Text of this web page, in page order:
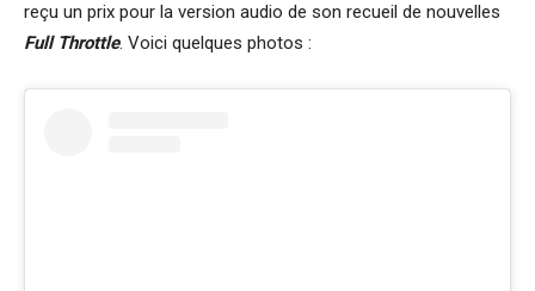
reçu un prix pour la version audio de son recueil de nouvelles
Full Throttle. Voici quelques photos :